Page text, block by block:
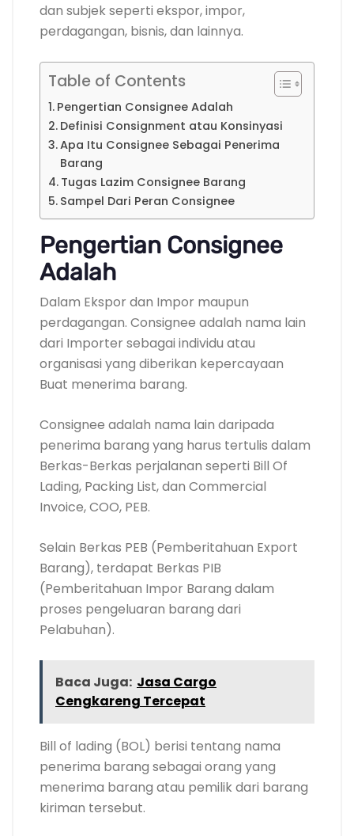
dan subjek seperti ekspor, impor,
perdagangan, bisnis, dan lainnya.
Table of Contents
Pengertian Consignee Adalah
Definisi Consignment atau Konsinyasi
Apa Itu Consignee Sebagai Penerima
Barang
Tugas Lazim Consignee Barang
Sampel Dari Peran Consignee
Pengertian Consignee
Adalah
Dalam Ekspor dan Impor maupun
perdagangan. Consignee adalah nama lain
dari Importer sebagai individu atau
organisasi yang diberikan kepercayaan
Buat menerima barang.
Consignee adalah nama lain daripada
penerima barang yang harus tertulis dalam
Berkas-Berkas perjalanan seperti Bill Of
Lading, Packing List, dan Commercial
Invoice, COO, PEB.
Selain Berkas PEB (Pemberitahuan Export
Barang), terdapat Berkas PIB
(Pemberitahuan Impor Barang dalam
proses pengeluaran barang dari
Pelabuhan).
Baca Juga: Jasa Cargo
Cengkareng Tercepat
Bill of lading (BOL) berisi tentang nama
penerima barang sebagai orang yang
menerima barang atau pemilik dari barang
kiriman tersebut.